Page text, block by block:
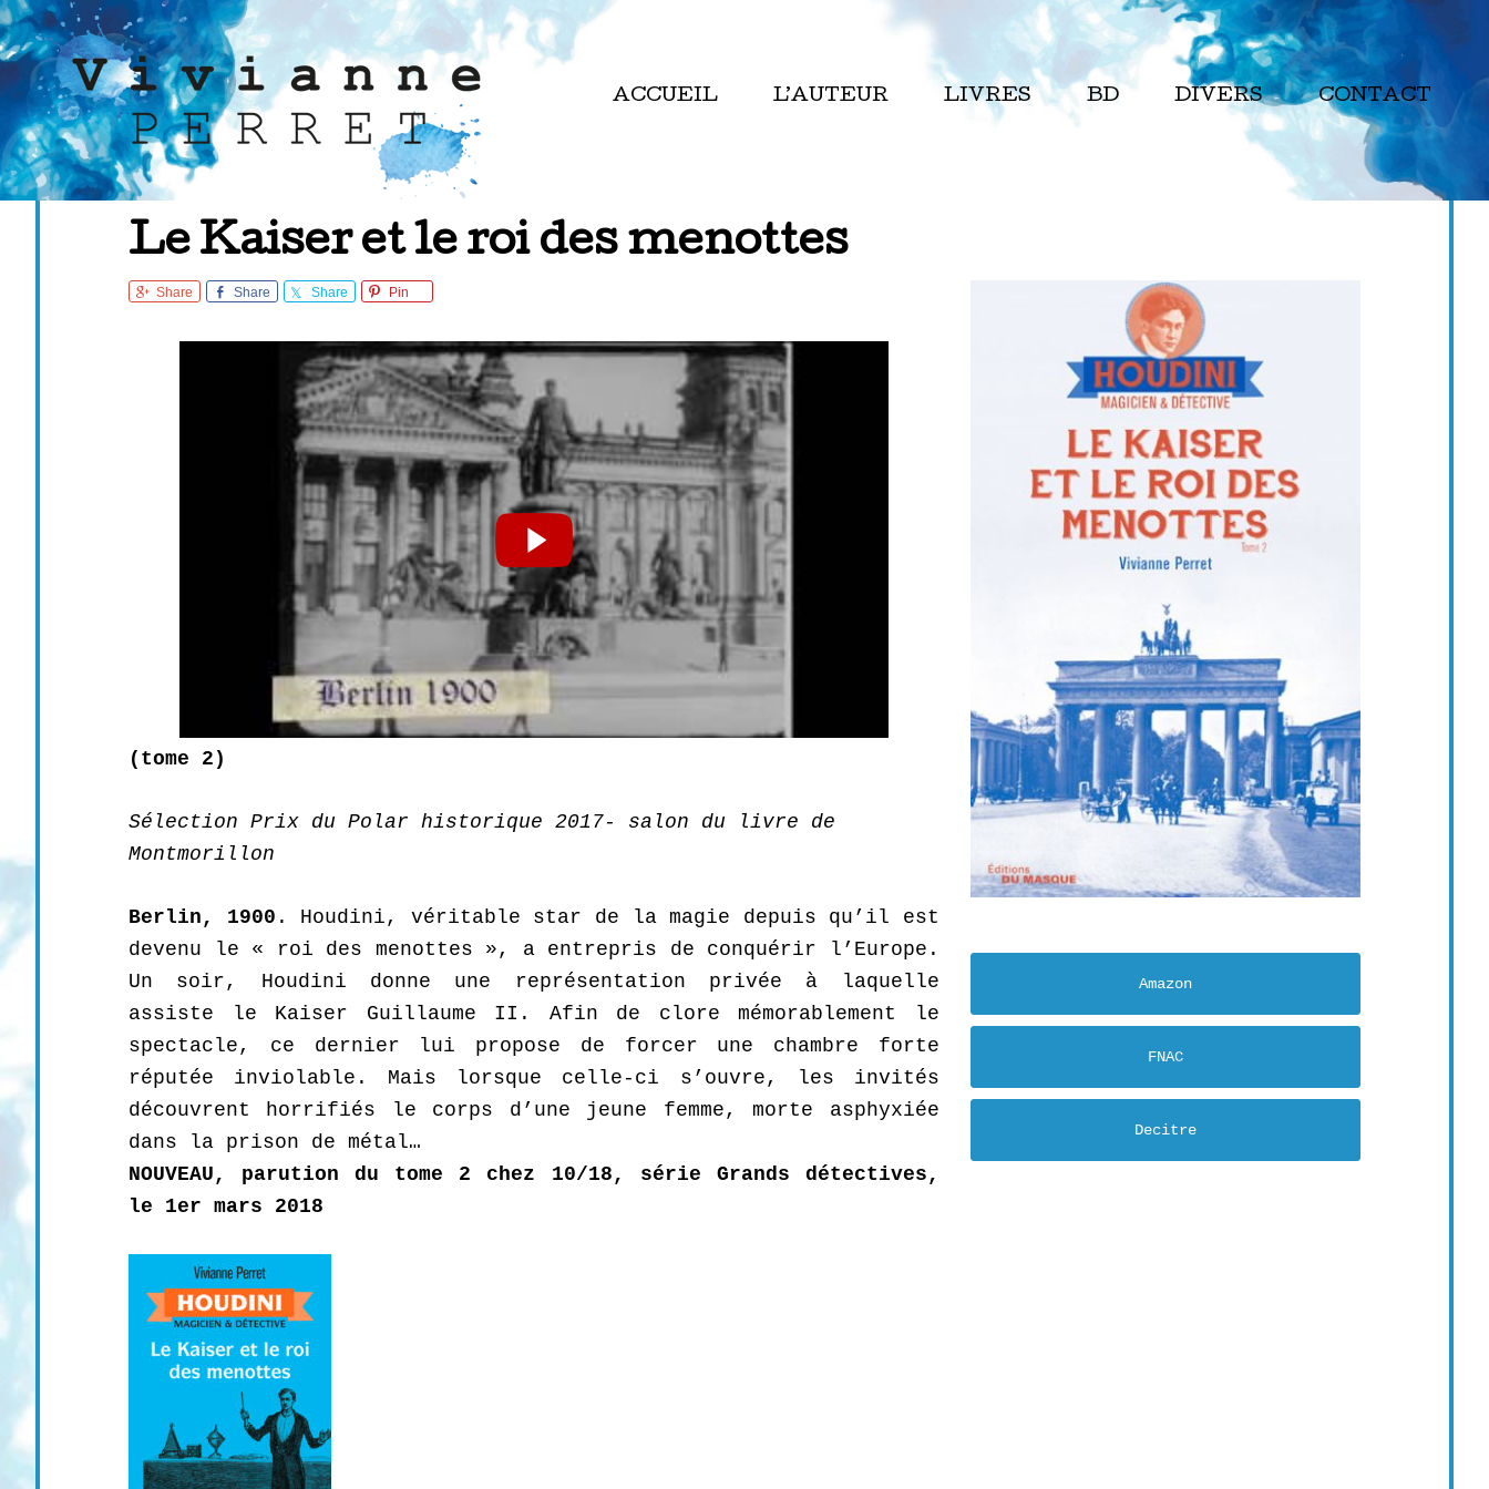
ACCUEIL L’AUTEUR LIVRES BD DIVERS CONTACT
Le Kaiser et le roi des menottes
Amazon
FNAC
Decitre
Share Share Share Pin
(tome 2)
Sélection Prix du Polar historique 2017- salon du livre de
Montmorillon
Berlin, 1900 . Houdini, véritable star de la magie depuis qu’il est
devenu le « roi des menottes », a entrepris de conquérir l’Europe.
Un soir, Houdini donne une représentation privée à laquelle
assiste le Kaiser Guillaume II. Afin de clore mémorablement le
spectacle, ce dernier lui propose de forcer une chambre forte
réputée inviolable. Mais lorsque celle-ci s’ouvre, les invités
découvrent horrifiés le corps d’une jeune femme, morte asphyxiée
dans la prison de métal…
NOUVEAU, parution du tome 2 chez 10/18, série Grands détectives,
le 1er mars 2018